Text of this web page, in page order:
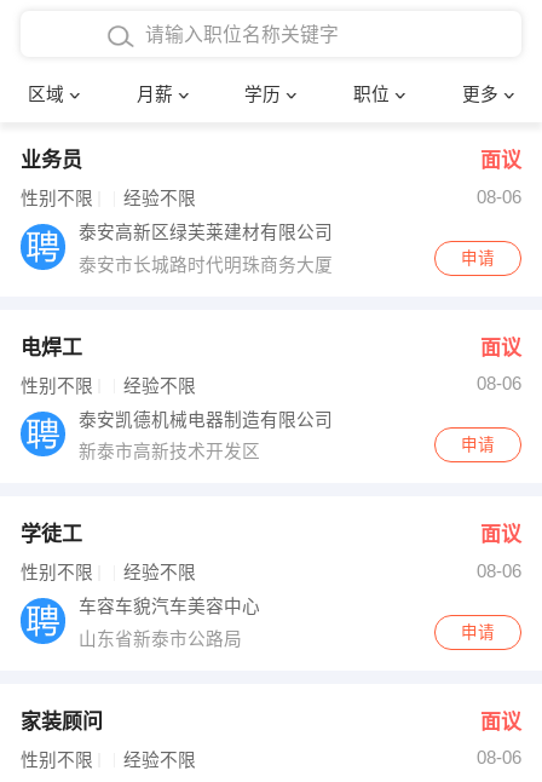
区域 月薪 学历 职位 更多
4000-5000元
8000-12000元
12000-20000元
博士
文员
财务会计
网络IT
快递员
收银员 技术员/工程师
出纳
编辑
跟单
确定
业务员 面议
性别不限 经验不限
08-06
泰安高新区绿芙莱建材有限公司
泰安市长城路时代明珠商务大厦
申请
电焊工 面议
性别不限 经验不限
08-06
泰安凯德机械电器制造有限公司
新泰市高新技术开发区
申请
学徒工 面议
性别不限 经验不限
08-06
车容车貌汽车美容中心
山东省新泰市公路局
申请
家装顾问 面议
性别不限 经验不限
08-06